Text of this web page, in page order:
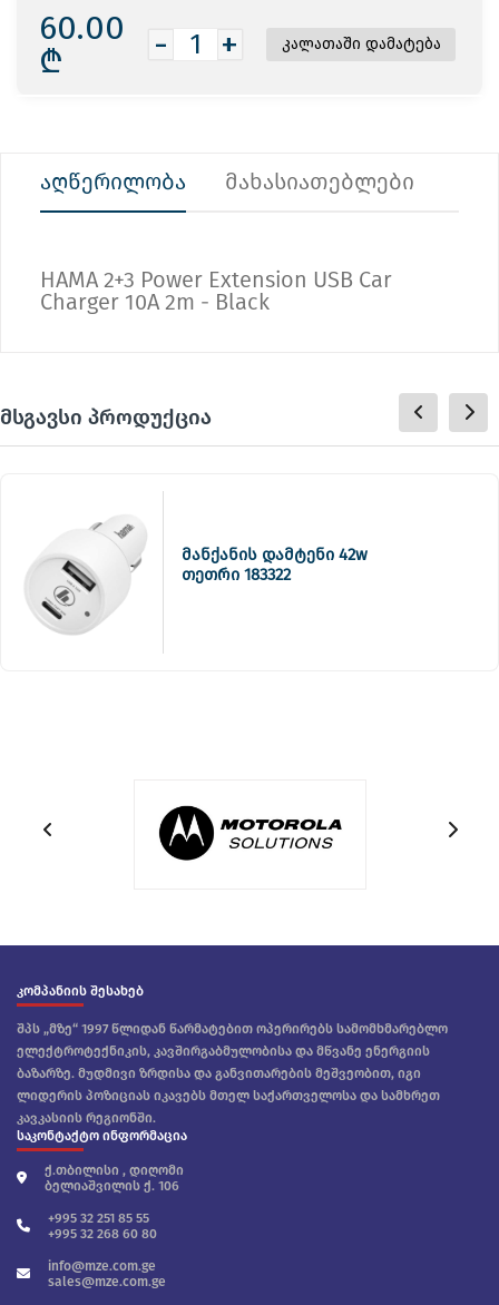
60.00
₾
- +
აღწერილობა მახასიათებლები
HAMA 2+3 Power Extension USB Car
Charger 10A 2m - Black
მსგავსი პროდუქცია
მანქანის დამტენი 42w
თეთრი 183322
კომპანიის შესახებ
შპს „მზე“ 1997 წლიდან წარმატებით ოპერირებს სამომხმარებლო
ელექტროტექნიკის, კავშირგაბმულობისა და მწვანე ენერგიის
ბაზარზე. მუდმივი ზრდისა და განვითარების მეშვეობით, იგი
ლიდერის პოზიციას იკავებს მთელ საქართველოსა და სამხრეთ
კავკასიის რეგიონში.
საკონტაქტო ინფორმაცია
ქ.თბილისი , დიღომი
ბელიაშვილის ქ. 106
+995 32 251 85 55
+995 32 268 60 80
info@mze.com.ge
sales@mze.com.ge